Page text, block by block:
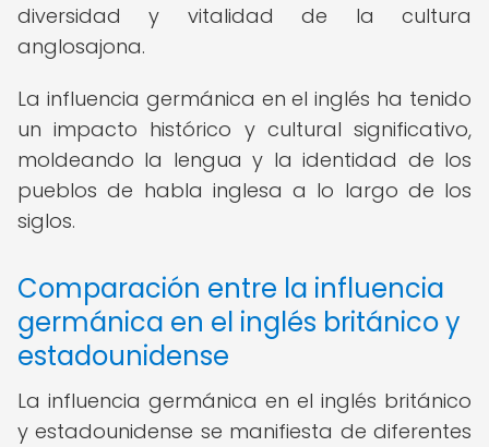
diversidad y vitalidad de la cultura
anglosajona.
La influencia germánica en el inglés ha tenido
un impacto histórico y cultural significativo,
moldeando la lengua y la identidad de los
pueblos de habla inglesa a lo largo de los
siglos.
Comparación entre la influencia
germánica en el inglés británico y
estadounidense
La influencia germánica en el inglés británico
y estadounidense se manifiesta de diferentes